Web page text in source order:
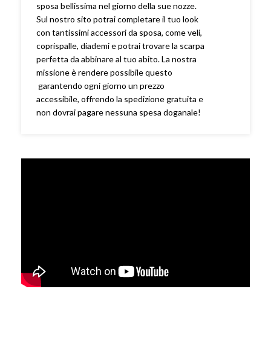
sposa bellissima nel giorno della sue nozze.
Sul nostro sito potrai completare il tuo look
con tantissimi accessori da sposa, come veli,
coprispalle, diademi e potrai trovare la scarpa
perfetta da abbinare al tuo abito. La nostra
missione è rendere possibile questo
garantendo ogni giorno un prezzo
accessibile, offrendo la spedizione gratuita e
non dovrai pagare nessuna spesa doganale!